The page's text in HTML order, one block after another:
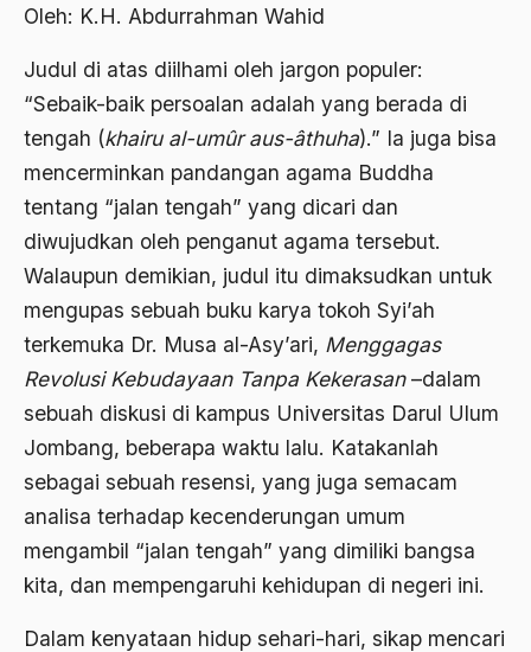
Oleh: K.H. Abdurrahman Wahid
Judul di atas diilhami oleh jargon populer:
“Sebaik­-baik persoalan adalah yang berada di
tengah (khairu al-umûr aus-âthuha).” Ia juga bisa
mencerminkan pandangan agama Buddha
tentang “jalan tengah” yang dicari dan
diwujudkan oleh penganut agama tersebut.
Walaupun demikian, judul itu dimaksudkan untuk
mengupas sebuah buku karya tokoh Syi’ah
terkemuka Dr. Musa al-Asy’ari, Menggagas
Revolusi Kebudayaan Tanpa Kekerasan–dalam
sebuah diskusi di kampus Universitas Darul Ulum
Jombang, beberapa waktu lalu. Katakanlah
sebagai sebuah resensi, yang juga semacam
analisa terhadap kecenderungan umum
mengambil “jalan tengah” yang dimiliki bangsa
kita, dan mempengaruhi kehidupan di negeri ini.
Dalam kenyataan hidup sehari-­hari, sikap mencari
2009
2008
2006
2005
2004
2003
2002
2001
1999
1998
Abdi Masyarakat
Abdullah Badawi
Abdullah Sungkar
Abdullah Syafi'i
Abdurrahman Addakhil
abdurrahman wahid
Abolisi
Aboulhasan Bani Sadr
abri
Abu AMrin Ibnu Alla'
Abu Hanifah
abu jihad
Abu Sangkan